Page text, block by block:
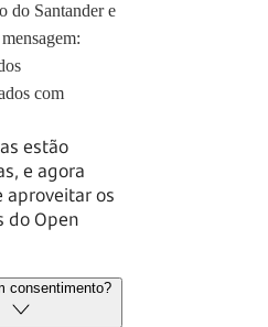
do Santander e
com
estão
e agora
aproveitar os
do Open
consentimento?